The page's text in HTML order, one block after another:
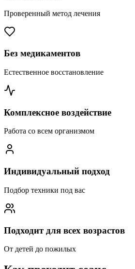
Проверенный метод лечения
Без медикаментов
Естественное восстановление
Комплексное воздействие
Работа со всем организмом
Индивидуальный подход
Подбор техники под вас
Подходит для всех возрастов
От детей до пожилых